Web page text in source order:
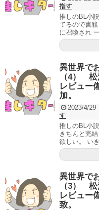
指す
推しのBL小
てるので書
に召喚され
異世界で
（4）
レビュー
加。
2023/4/29
す
推しのBL小
きちんと完
欲しい。 い
異世界で
（3）
レビュー
致。